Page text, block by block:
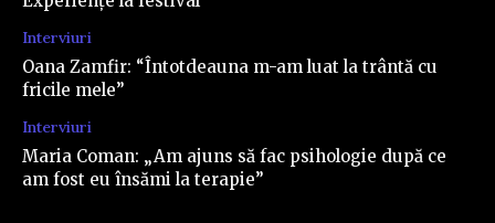
Interviuri
Oana Zamfir: “Întotdeauna m-am luat la trântă cu
fricile mele”
Interviuri
Maria Coman: „Am ajuns să fac psihologie după ce
am fost eu însămi la terapie”